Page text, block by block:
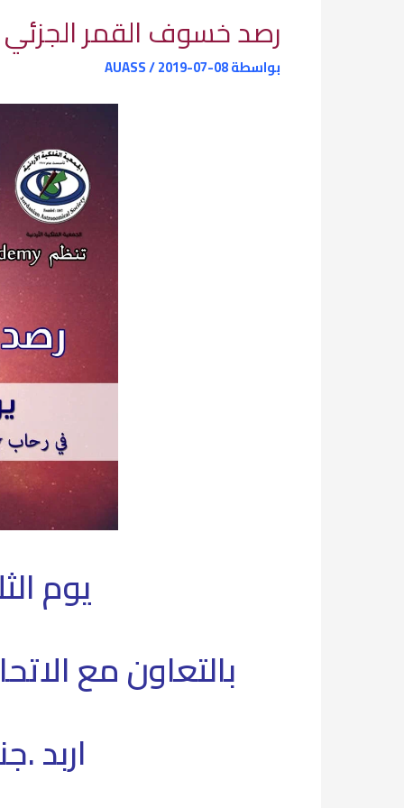
رصد خسوف القمر الجزئي في اربد يوم
بواسطة AUASS/2019-07-08
يوم الثلاثاء ١٦-٧-٢٠١٩
بالتعاون مع
اربد